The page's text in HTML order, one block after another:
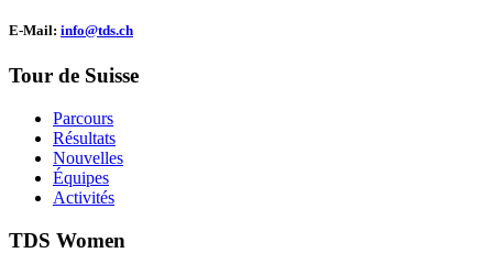
E-Mail: info@tds.ch
Tour de Suisse
Parcours
Résultats
Nouvelles
Équipes
Activités
TDS Women